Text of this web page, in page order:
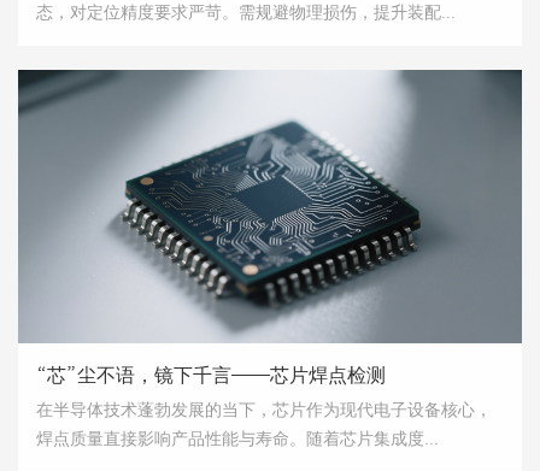
态，对定位精度要求严苛。需规避物理损伤，提升装配...
“芯”尘不语，镜下千言——芯片焊点检测
在半导体技术蓬勃发展的当下，芯片作为现代电子设备核心，
焊点质量直接影响产品性能与寿命。随着芯片集成度...